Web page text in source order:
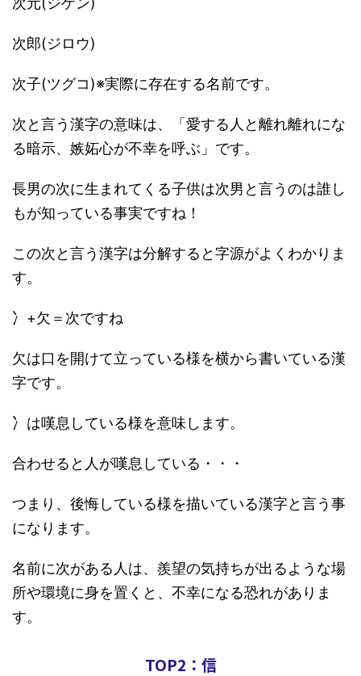
次郎(ジロウ)
次子(ツグコ)※実際に存在する名前です。
次と言う漢字の意味は、「愛する人と離れ離れにな
る暗示、嫉妬心が不幸を呼ぶ」です。
長男の次に生まれてくる子供は次男と言うのは誰し
もが知っている事実ですね！
この次と言う漢字は分解すると字源がよくわかりま
す。
冫+欠＝次ですね
欠は口を開けて立っている様を横から書いている漢
字です。
冫は嘆息している様を意味します。
合わせると人が嘆息している・・・
つまり、後悔している様を描いている漢字と言う事
になります。
名前に次がある人は、羨望の気持ちが出るような場
所や環境に身を置くと、不幸になる恐れがありま
す。
TOP2：信